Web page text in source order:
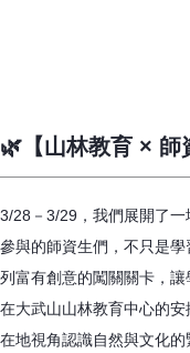
🌿【山林教育 × 師
3/28－3/29，我們展開了
參與的師資生們，不只是
列富有創意的闖關關卡，讓
在大武山山林教育中心的
在地視角認識自然與文化